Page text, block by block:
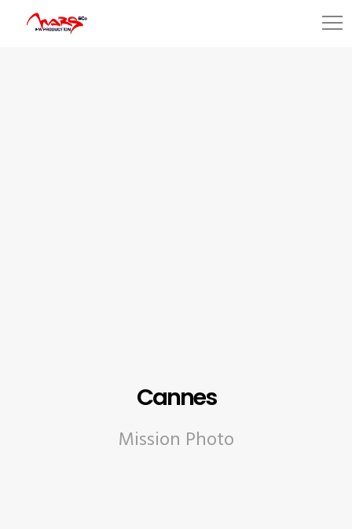
Cannes
Mission Photo